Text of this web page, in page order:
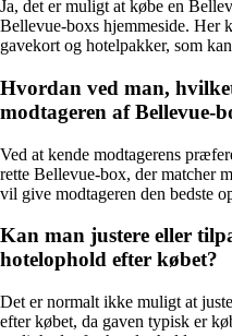
Ja, det er muligt at købe en
Bellevue-boxs hjemmeside. Her
gavekort og hotelpakker, som
Hvordan ved man,
modtageren af Bellevue-
Ved at kende modtagerens
rette Bellevue-box, der matcher
vil give modtageren den bedste
Kan man justere eller
hotelophold efter købet?
Det er normalt ikke muligt at
efter købet, da gaven typisk er